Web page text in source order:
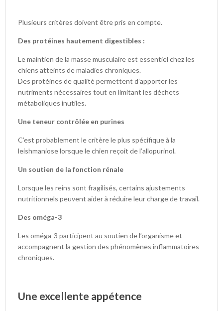
Plusieurs critères doivent être pris en compte.
Des protéines hautement digestibles :
Le maintien de la masse musculaire est essentiel chez les
chiens atteints de maladies chroniques.
Des protéines de qualité permettent d’apporter les
nutriments nécessaires tout en limitant les déchets
métaboliques inutiles.
Une teneur contrôlée en purines
C’est probablement le critère le plus spécifique à la
leishmaniose lorsque le chien reçoit de l’allopurinol.
Un soutien de la fonction rénale
Lorsque les reins sont fragilisés, certains ajustements
nutritionnels peuvent aider à réduire leur charge de travail.
Des oméga-3
Les oméga-3 participent au soutien de l’organisme et
accompagnent la gestion des phénomènes inflammatoires
chroniques.
Une excellente appétence